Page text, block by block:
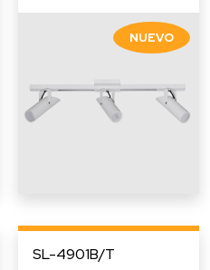
SL-4901B/T